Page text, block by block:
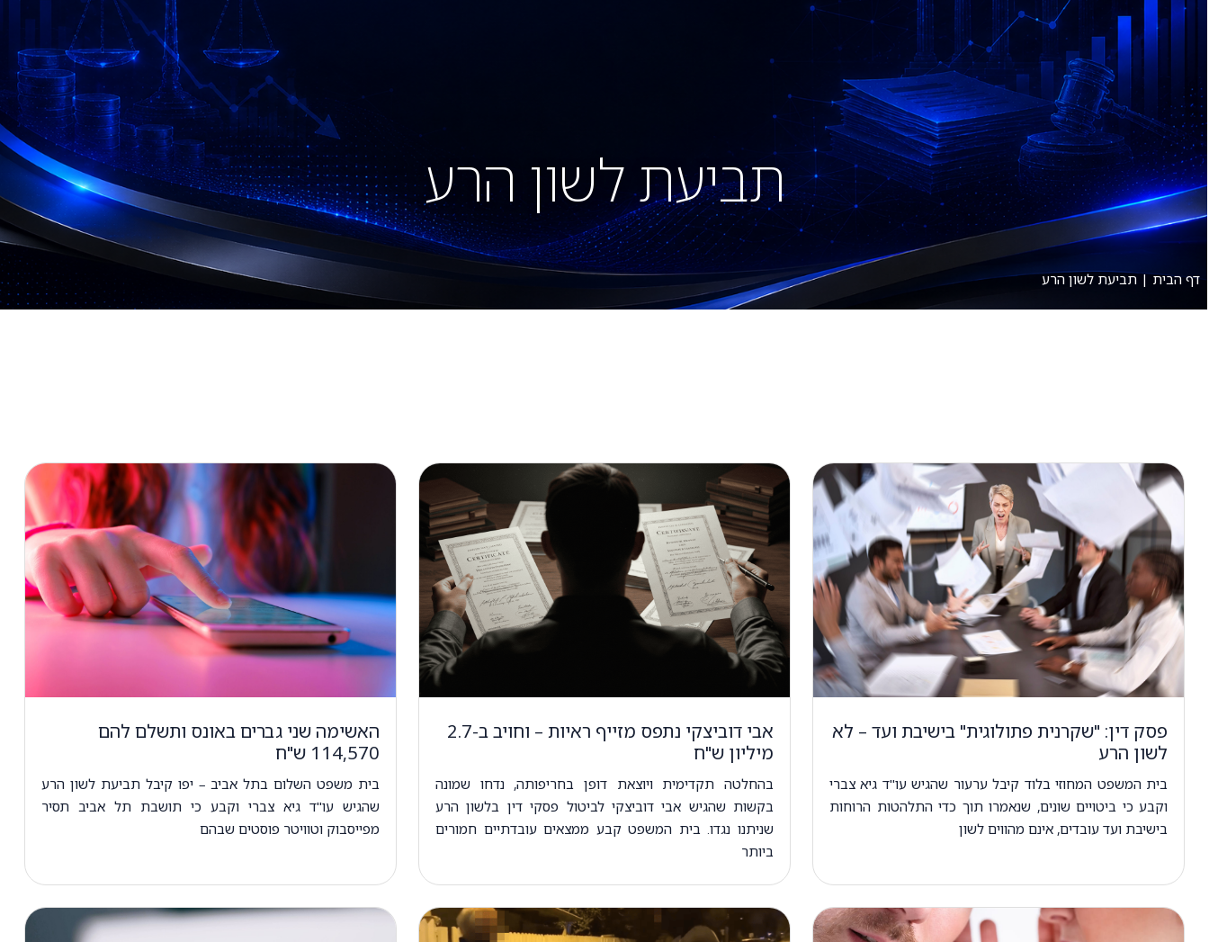
אודות תחומי עיסוק
03-
3760511
תביעת לשון הרע
דף הבית|תביעת לשון הרע
פסק דין: "שקרנית פתולוגית" בישיבת ועד – לא
לשון הרע
בית המשפט המחוזי בלוד קיבל ערעור שהגיש עו"ד גיא צברי
וקבע כי ביטויים שונים, שנאמרו תוך כדי התלהטות הרוחות
בישיבת ועד עובדים, אינם מהווים לשון
אבי דוביצקי נתפס מזייף ראיות – וחויב ב-2.7
מיליון ש"ח
בהחלטה תקדימית ויוצאת דופן בחריפותה, נדחו שמונה
בקשות שהגיש אבי דוביצקי לביטול פסקי דין בלשון הרע
שניתנו נגדו. בית המשפט קבע ממצאים עובדתיים חמורים
ביותר
האשימה שני גברים באונס ותשלם להם
114,570 ש"ח
בית משפט השלום בתל אביב – יפו קיבל תביעת לשון הרע
שהגיש עו"ד גיא צברי וקבע כי תושבת תל אביב תסיר
מפייסבוק וטוויטר פוסטים שבהם